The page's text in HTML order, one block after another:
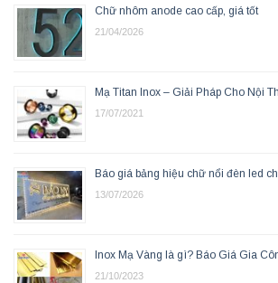
Chữ nhôm anode cao cấp, giá tốt
21/04/2026
Mạ Titan Inox – Giải Pháp Cho Nội
17/07/2021
Báo giá bảng hiệu chữ nổi đèn led
13/07/2026
Inox Mạ Vàng là gì? Báo Giá Gia
21/10/2023